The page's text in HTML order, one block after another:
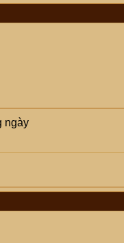
ngày